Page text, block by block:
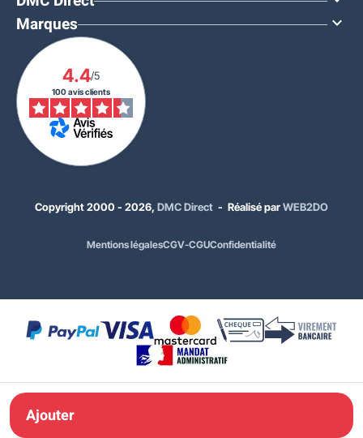
103,00 €HT
123,60 €
Matériaux :Acier galvanisé
Ajouter
Marques 
4.4/5
100 avis clients
Copyright 2000 - 2026, DMC Direct - Réalisé parWEB2DO
Mentions légalesCGV-CGUConfidentialité